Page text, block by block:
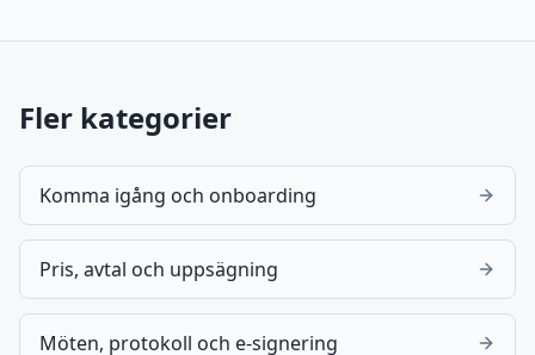
Fler kategorier
Komma igång och onboarding
Pris, avtal och uppsägning
Möten, protokoll och e-signering